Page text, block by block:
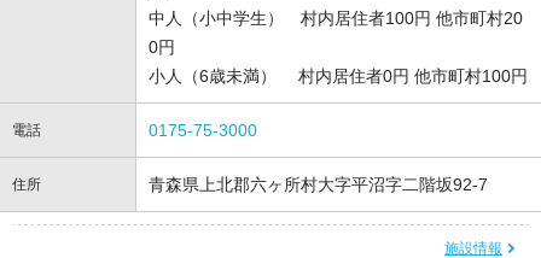
中人（小中学生） 村内居住者100円 他市町村20
0円
小人（6歳未満） 村内居住者0円 他市町村100円
電話 0175-75-3000
住所 青森県上北郡六ヶ所村大字平沼字二階坂92-7
施設情報